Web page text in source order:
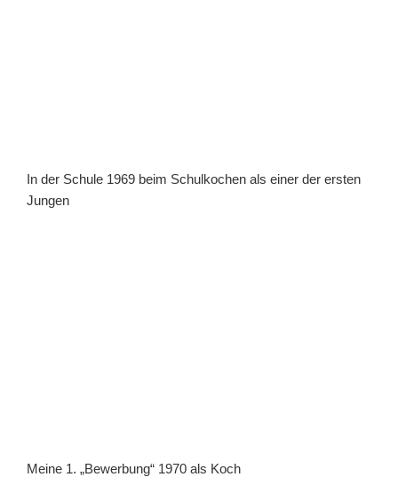
In der Schule 1969 beim Schulkochen als einer der ersten
Jungen
Meine 1. „Bewerbung“ 1970 als Koch